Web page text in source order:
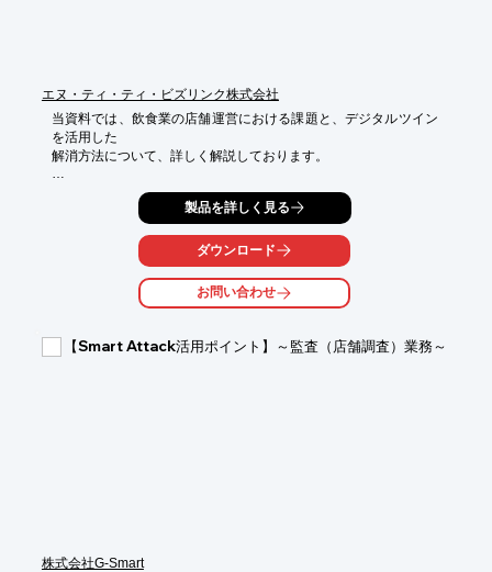
エヌ・ティ・ティ・ビズリンク株式会社
当資料では、飲食業の店舗運営における課題と、デジタルツイン
を活用した
解消方法について、詳しく解説しております。
店舗のレイアウト設計・多店舗のマネジメントなど飲食業の店舗
高負荷な業務についてや、その原因などについて掲載。
NTTビズリングの「Beamo」は、デジタルツールを使い慣れてい
直観的に操作できるUIで、飲食店の課題はもちろん、小売業や不
さまざまな業界・業務の課題解消にご活用いただけます。
製品を詳しく見る
ダウンロード
お問い合わせ
【Smart Attack活用ポイント】～監査（店舗調査）業務～
株式会社G-Smart